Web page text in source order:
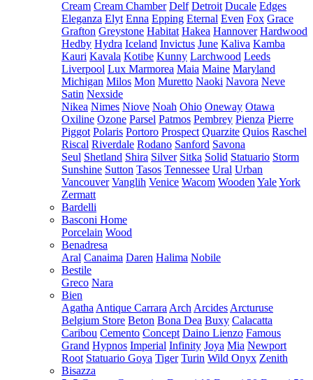
Cream Cream Chamber Delf Detroit Ducale Edges
Eleganza Elyt Enna Epping Eternal Even Fox Grace
Grafton Greystone Habitat Hakea Hannover Hardwood
Hedby Hydra Iceland Invictus June Kaliva Kamba
Kauri Kavala Kotibe Kunny Larchwood Leeds
Liverpool Lux Marmorea Maia Maine Maryland
Michigan Milos Mon Muretto Naoki Navora Neve
Satin Nexside
Nikea Nimes Niove Noah Ohio Oneway Otawa
Oxiline Ozone Parsel Patmos Pembrey Pienza Pierre
Piggot Polaris Portoro Prospect Quarzite Quios Raschel
Riscal Riverdale Rodano Sanford Savona
Seul Shetland Shira Silver Sitka Solid Statuario Storm
Sunshine Sutton Tasos Tennessee Ural Urban
Vancouver Vanglih Venice Wacom Wooden YaleYork
Zermatt
Bardelli
Basconi Home
Porcelain Wood
Benadresa
Aral Canaima Daren Halima Nobile
Bestile
Greco Nara
Bien
Agatha Antique Carrara Arch Arcides Arcturuse
Belgium Store Beton Bona Dea Buxy Calacatta
Caribou Cemento Concept Daino Lienzo Famous
Grand Hypnos Imperial Infinity Joya Mia Newport
Root Statuario Goya Tiger Turin Wild Onyx Zenith
Bisazza